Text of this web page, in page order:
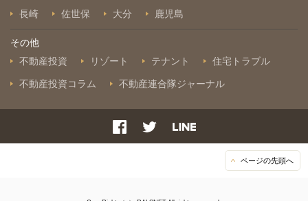
長崎 佐世保 大分 鹿児島
その他
不動産投資
リゾート テナント 住宅トラブル
不動産投資コラム 不動産連合隊ジャーナル
ページの先頭へ